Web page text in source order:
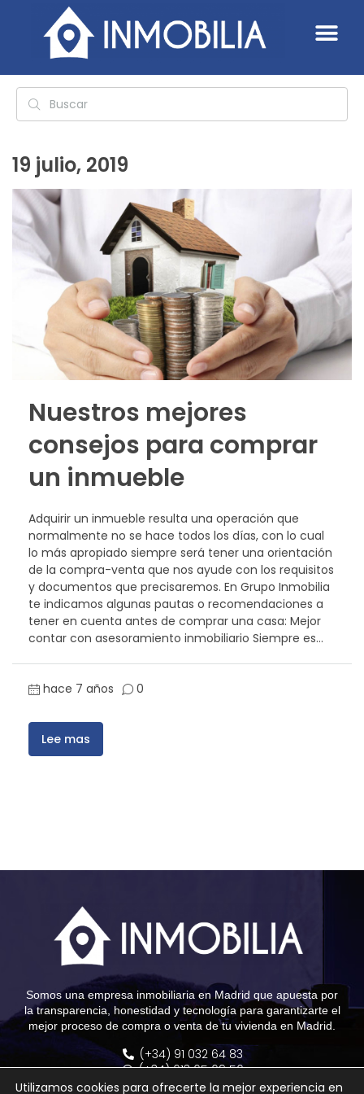
19 julio, 2019
Nuestros mejores
consejos para comprar
un inmueble
Adquirir un inmueble resulta una operación que
normalmente no se hace todos los días, con lo cual
lo más apropiado siempre será tener una orientación
de la compra-venta que nos ayude con los requisitos
y documentos que precisaremos. En Grupo Inmobilia
te indicamos algunas pautas o recomendaciones a
tener en cuenta antes de comprar una casa: Mejor
contar con asesoramiento inmobiliario Siempre es...
hace 7 años 0
Lee mas
Somos una empresa inmobiliaria en Madrid que apuesta por
la transparencia, honestidad y tecnología para garantizarte el
mejor proceso de compra o venta de tu vivienda en Madrid.
(+34) 91 032 64 83
(+34) 613 65 69 56
info@grupoinmobilia.com
Utilizamos cookies para ofrecerte la mejor experiencia en